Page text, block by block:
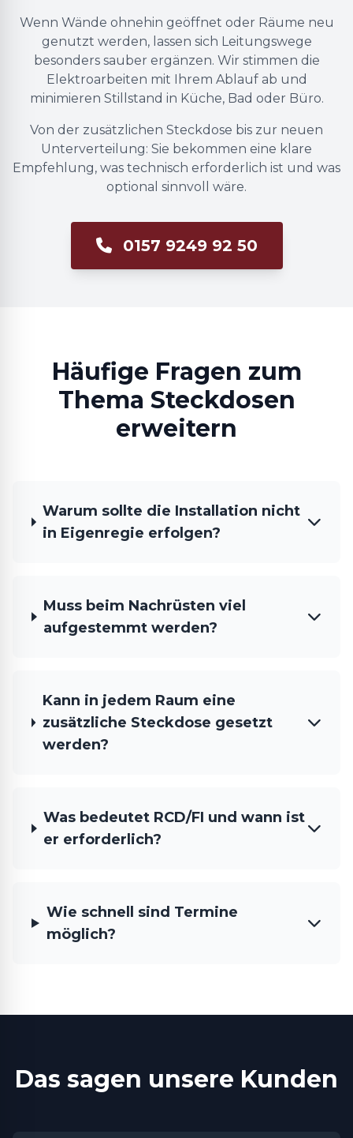
Wenn Wände ohnehin geöffnet oder Räume neu
genutzt werden, lassen sich Leitungswege
besonders sauber ergänzen. Wir stimmen die
Elektroarbeiten mit Ihrem Ablauf ab und
minimieren Stillstand in Küche, Bad oder Büro.
Von der zusätzlichen Steckdose bis zur neuen
Unterverteilung: Sie bekommen eine klare
Empfehlung, was technisch erforderlich ist und was
optional sinnvoll wäre.
0157 9249 92 50
Häufige Fragen zum
Thema Steckdosen
erweitern
Warum sollte die Installation nicht
in Eigenregie erfolgen?
Muss beim Nachrüsten viel
aufgestemmt werden?
Kann in jedem Raum eine
zusätzliche Steckdose gesetzt
werden?
Was bedeutet RCD/FI und wann ist
er erforderlich?
Wie schnell sind Termine
möglich?
Das sagen unsere Kunden